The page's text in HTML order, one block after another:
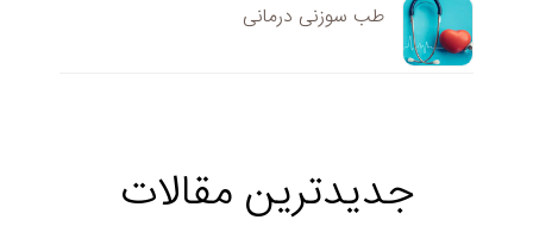
طب سوزنی درمانی
جدیدترین مقالات